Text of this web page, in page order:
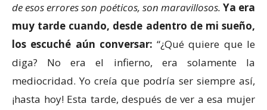
de esos errores son poéticos, son maravillosos. Ya era
muy tarde cuando, desde adentro de mi sueño,
los escuché aún conversar:“¿Qué quiere que le
diga? No era el infierno, era solamente la
mediocridad. Yo creía que podría ser siempre así,
¡hasta hoy! Esta tarde, después de ver a esa mujer